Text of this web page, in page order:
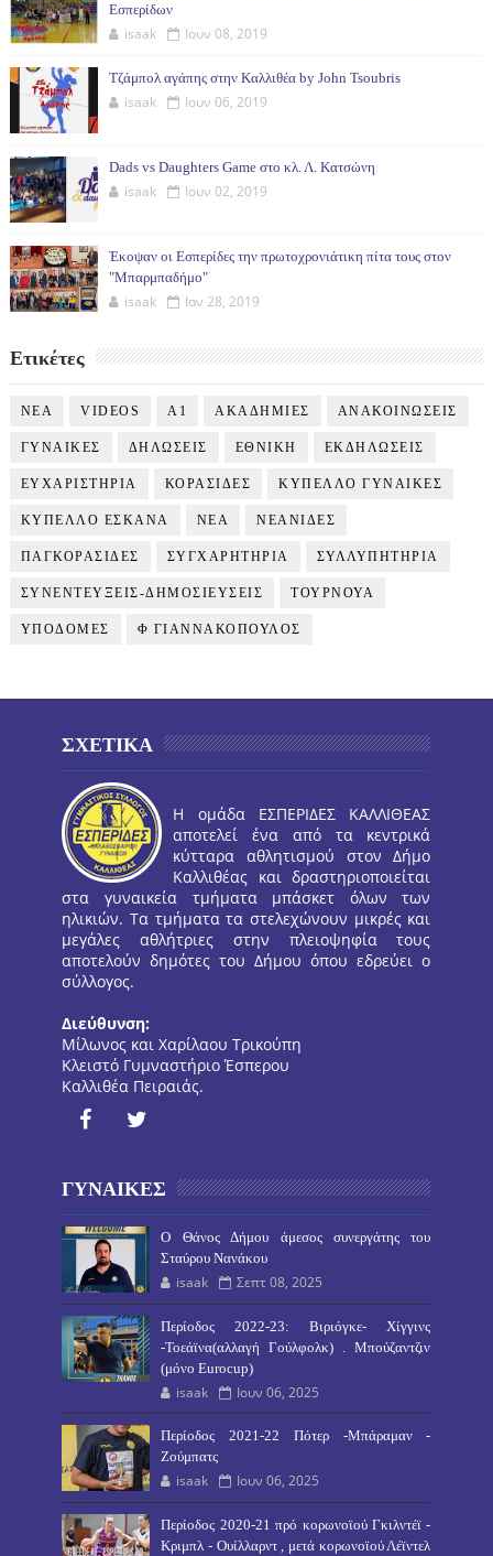
Εσπερίδων
isaak Ιουν 08, 2019
Τζάμπολ αγάπης στην Καλλιθέα by John Tsoubris
isaak Ιουν 06, 2019
Dads vs Daughters Game στο κλ. Λ. Κατσώνη
isaak Ιουν 02, 2019
Έκοψαν οι Εσπερίδες την πρωτοχρονιάτικη πίτα τους στον
"Μπαρμπαδήμο"
isaak Ιαν 28, 2019
Ετικέτες
NEA VIDEOS Α1 ΑΚΑΔΗΜΙΕΣ ΑΝΑΚΟΙΝΩΣΕΙΣ
ΓΥΝΑΙΚΕΣ ΔΗΛΩΣΕΙΣ ΕΘΝΙΚΗ ΕΚΔΗΛΩΣΕΙΣ
ΕΥΧΑΡΙΣΤΗΡΙΑ ΚΟΡΑΣΙΔΕΣ ΚΥΠΕΛΛΟ ΓΥΝΑΙΚΕΣ
ΚΥΠΕΛΛΟ ΕΣΚΑΝΑ ΝΕΑ ΝΕΑΝΙΔΕΣ
ΠΑΓΚΟΡΑΣΙΔΕΣ ΣΥΓΧΑΡΗΤΗΡΙΑ ΣΥΛΛΥΠΗΤΗΡΙΑ
ΣΥΝΕΝΤΕΥΞΕΙΣ-ΔΗΜΟΣΙΕΥΣΕΙΣ ΤΟΥΡΝΟΥΑ
ΥΠΟΔΟΜΕΣ Φ ΓΙΑΝΝΑΚΟΠΟΥΛΟΣ
ΣΧΕΤΙΚΑ
Η ομάδα ΕΣΠΕΡΙΔΕΣ ΚΑΛΛΙΘΕΑΣ
αποτελεί ένα από τα κεντρικά
κύτταρα αθλητισμού στον Δήμο
Καλλιθέας και δραστηριοποιείται
στα γυναικεία τμήματα μπάσκετ όλων των
ηλικιών. Τα τμήματα τα στελεχώνουν μικρές και
μεγάλες αθλήτριες στην πλειοψηφία τους
αποτελούν δημότες του Δήμου όπου εδρεύει ο
σύλλογος.
Διεύθυνση:
Μίλωνος και Χαρίλαου Τρικούπη
Κλειστό Γυμναστήριο Έσπερου
Καλλιθέα Πειραιάς.
ΓΥΝΑΙΚΕΣ
O Θάνος Δήμου άμεσος συνεργάτης του
Σταύρου Νανάκου
isaak Σεπτ 08, 2025
Περίοδος 2022-23: Βιριόγκε- Χίγγινς
-Τοεάϊνα(αλλαγή Γούλφολκ) . Μπούζαντζιν
(μόνο Eurocup)
isaak Ιουν 06, 2025
Περίοδος 2021-22 Πότερ -Μπάραμαν -
Ζούμπατς
isaak Ιουν 06, 2025
Περίοδος 2020-21 πρό κορωνοϊού Γκιλντέϊ -
Κριμπλ - Ουίλλαρντ , μετά κορωνοϊού Λέϊντελ